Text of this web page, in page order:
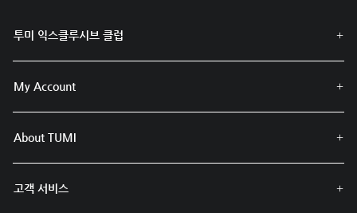
투미 익스클루시브 클럽
My Account
About TUMI
고객 서비스